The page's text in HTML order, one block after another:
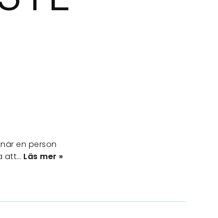
en person
att… Läs mer »